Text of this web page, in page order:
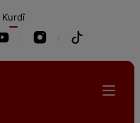
Kurdî